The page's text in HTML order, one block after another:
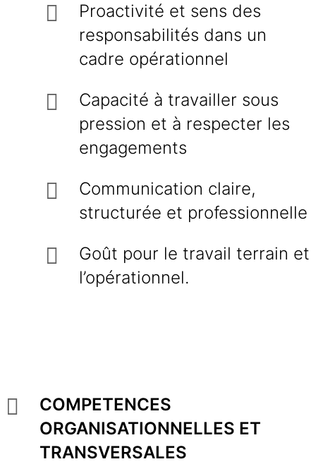
Proactivité et sens des
responsabilités dans un
cadre opérationnel
Capacité à travailler sous
pression et à respecter les
engagements
Communication claire,
structurée et professionnelle
Goût pour le travail terrain et
l’opérationnel.
COMPETENCES
ORGANISATIONNELLES ET
TRANSVERSALES